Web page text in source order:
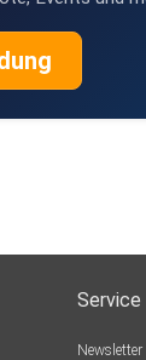
Service
Newsletter